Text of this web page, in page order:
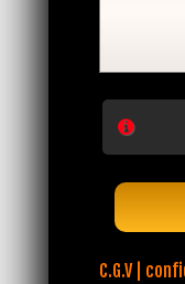
C.G.V |